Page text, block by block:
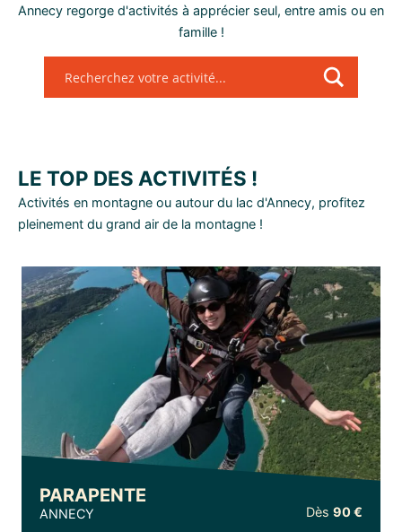
Annecy regorge d'activités à apprécier seul, entre amis ou en
famille !
LE TOP DES ACTIVITÉS !
Activités en montagne ou autour du lac d'Annecy, profitez
pleinement du grand air de la montagne !
PARAPENTE
ANNECY Dès 90 €